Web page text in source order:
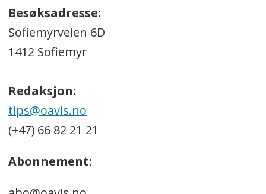
Besøksadresse:
Sofiemyrveien 6D
1412 Sofiemyr
Redaksjon:
tips@oavis.no
(+47) 66 82 21 21
Abonnement: